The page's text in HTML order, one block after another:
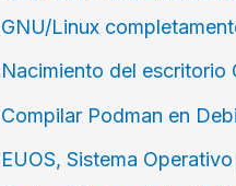
GNU/Linux
Nacimiento del escritorio
Compilar Podman en
EUOS, Sistema